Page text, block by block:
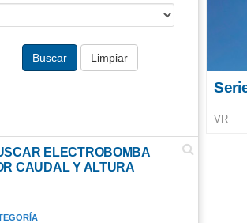
Buscar Limpiar
ELECTROBOMBA
CAUDAL Y ALTURA
VR